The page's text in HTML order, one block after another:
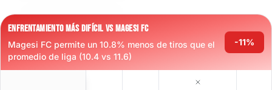
ENFRENTAMIENTO MÁS DIFÍCIL VS MAGESI FC
Magesi FC permite un 10.8% menos de tiros que el
promedio de liga (10.4 vs 11.6)
-11%